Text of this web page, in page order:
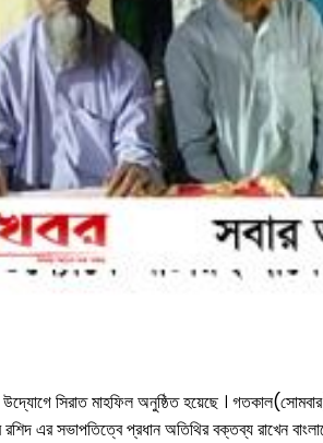
সিরাত মাহফিল অনুষ্ঠিত হয়েছে ।
রশিদ এর সভাপতিত্বে প্রধান অতিথির বক্তব্য রাখেন